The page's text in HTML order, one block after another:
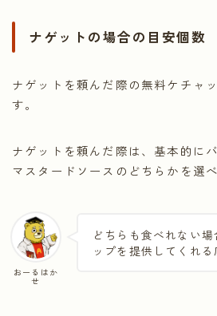
ナゲットの場合の目安個数
ナゲットを頼んだ際の無料ケチャ
す。
ナゲットを頼んだ際は、基本的に
マスタードソースのどちらかを選べ
おーるはか
せ
どちらも食べれない
ップを提供してくれ